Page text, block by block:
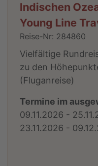
Indischen
Young Line
Reise-Nr: 284860
Vielfältige
zu den
(Fluganreise)
Termine im
09.11.2026 -
23.11.2026 -